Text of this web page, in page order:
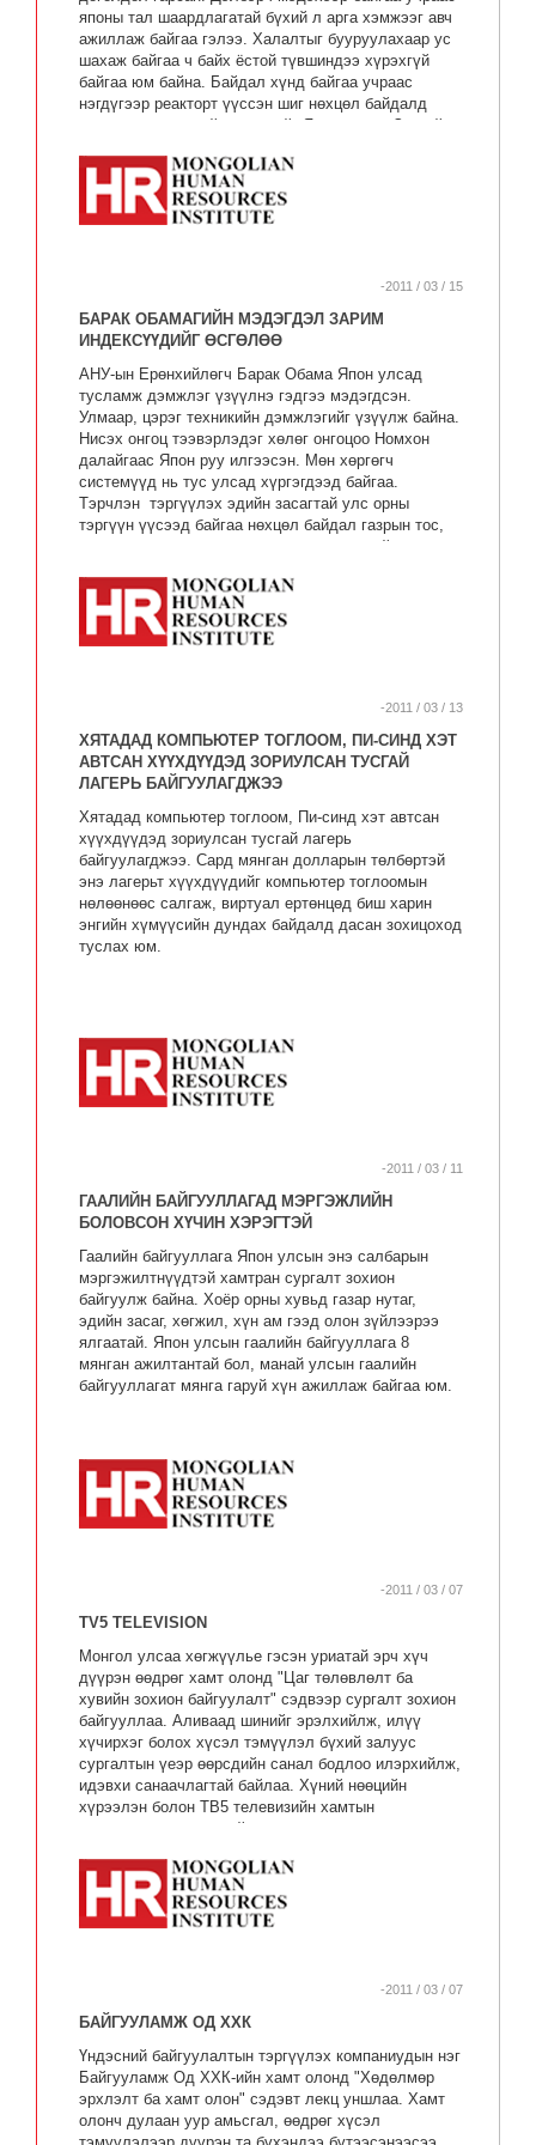
японы тал шаардлагатай бүхий л арга хэмжээг авч
ажиллаж байгаа гэлээ. Халалтыг бууруулахаар ус
шахаж байгаа ч байх ёстой түвшиндээ хүрэхгүй
байгаа юм байна. Байдал хүнд байгаа учраас
нэгдүгээр реакторт үүссэн шиг нөхцөл байдалд
хүрч мэдэхээр байгаа гэдгийг Япон улсын Засгийн
мэдэгдлээ.
-2011 / 03 / 15
БАРАК ОБАМАГИЙН МЭДЭГДЭЛ ЗАРИМ
ИНДЕКСҮҮДИЙГ ӨСГӨЛӨӨ
АНУ-ын Ерөнхийлөгч Барак Обама Япон улсад
тусламж дэмжлэг үзүүлнэ гэдгээ мэдэгдсэн.
Улмаар, цэрэг техникийн дэмжлэгийг үзүүлж байна.
Нисэх онгоц тээвэрлэдэг хөлөг онгоцоо Номхон
далайгаас Япон руу илгээсэн. Мөн хөргөгч
системүүд нь тус улсад хүргэгдээд байгаа.
Тэрчлэн тэргүүлэх эдийн засагтай улс орны
тэргүүн үүсээд байгаа нөхцөл байдал газрын тос,
түлш шатахууны хувьд хүндрэл үүсгэхгүй гэж
дэмжлэг үзүүлнэ гэсэн байгаа.
-2011 / 03 / 13
ХЯТАДАД КОМПЬЮТЕР ТОГЛООМ, ПИ-СИНД ХЭТ
АВТСАН ХҮҮХДҮҮДЭД ЗОРИУЛСАН ТУСГАЙ
ЛАГЕРЬ БАЙГУУЛАГДЖЭЭ
Хятадад компьютер тоглоом, Пи-синд хэт автсан
хүүхдүүдэд зориулсан тусгай лагерь
байгуулагджээ. Сард мянган долларын төлбөртэй
энэ лагерьт хүүхдүүдийг компьютер тоглоомын
нөлөөнөөс салгаж, виртуал ертөнцөд биш харин
энгийн хүмүүсийн дундах байдалд дасан зохицоход
туслах юм.
-2011 / 03 / 11
ГААЛИЙН БАЙГУУЛЛАГАД МЭРГЭЖЛИЙН
БОЛОВСОН ХҮЧИН ХЭРЭГТЭЙ
Гаалийн байгууллага Япон улсын энэ салбарын
мэргэжилтнүүдтэй хамтран сургалт зохион
байгуулж байна. Хоёр орны хувьд газар нутаг,
эдийн засаг, хөгжил, хүн ам гээд олон зүйлээрээ
ялгаатай. Япон улсын гаалийн байгууллага 8
мянган ажилтантай бол, манай улсын гаалийн
байгууллагат мянга гаруй хүн ажиллаж байгаа юм.
-2011 / 03 / 07
TV5 TELEVISION
Монгол улсаа хөгжүүлье гэсэн уриатай эрч хүч
дүүрэн өөдрөг хамт олонд "Цаг төлөвлөлт ба
хувийн зохион байгуулалт" сэдвээр сургалт зохион
байгууллаа. Аливаад шинийг эрэлхийлж, илүү
хүчирхэг болох хүсэл тэмүүлэл бүхий залуус
сургалтын үеэр өөрсдийн санал бодлоо илэрхийлж,
идэвхи санаачлагтай байлаа. Хүний нөөцийн
хүрээлэн болон ТВ5 телевизийн хамтын
ажиллагааны гэрээний хүрээнд олон бүтээлч, шинэ
болно.
-2011 / 03 / 07
БАЙГУУЛАМЖ ОД ХХК
Үндэсний байгуулалтын тэргүүлэх компаниудын нэг
Байгууламж Од ХХК-ийн хамт олонд "Хөдөлмөр
эрхлэлт ба хамт олон" сэдэвт лекц уншлаа. Хамт
олонч дулаан уур амьсгал, өөдрөг хүсэл